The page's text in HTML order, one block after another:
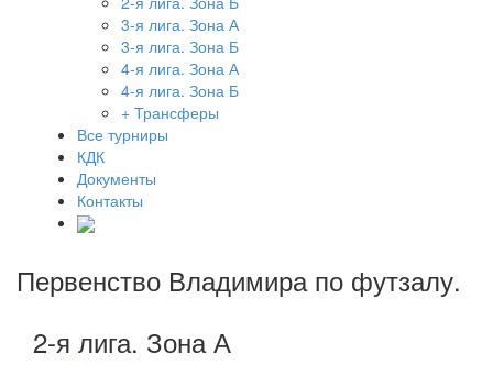
3-я лига. Зона А
3-я лига. Зона Б
4-я лига. Зона А
4-я лига. Зона Б
+ Трансферы
Все турниры
КДК
Документы
Контакты
Первенство Владимира по футзалу.
2-я лига. Зона А